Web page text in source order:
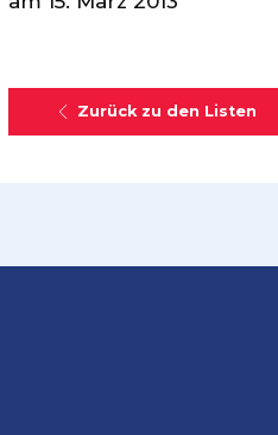
Zurück zu den Listen